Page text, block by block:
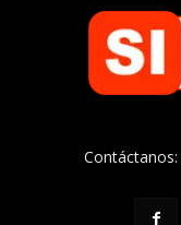
Contáctanos: